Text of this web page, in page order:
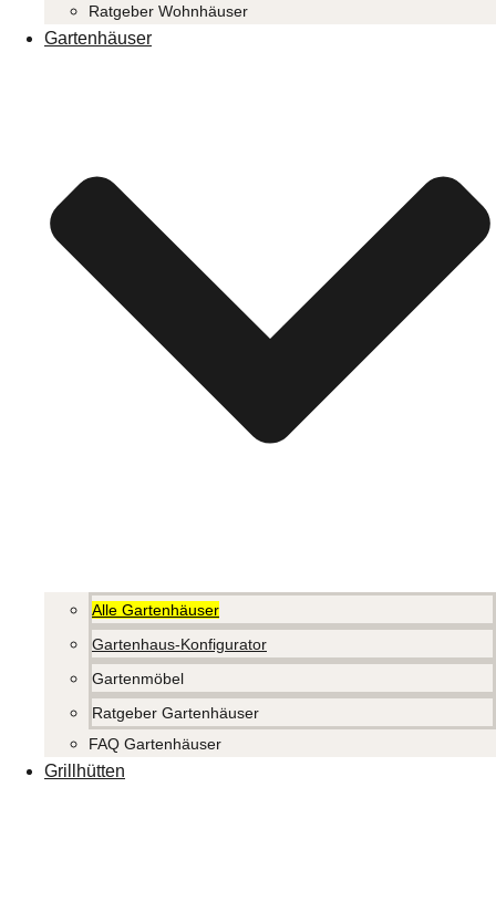
Ratgeber Wohnhäuser
Gartenhäuser
Alle Gartenhäuser
Gartenhaus-Konfigurator
Gartenmöbel
Ratgeber Gartenhäuser
FAQ Gartenhäuser
Grillhütten